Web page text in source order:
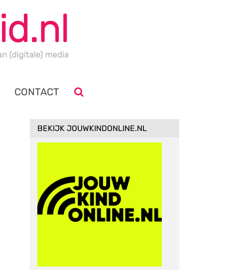
CONTACT
BEKIJK JOUWKINDONLINE.NL